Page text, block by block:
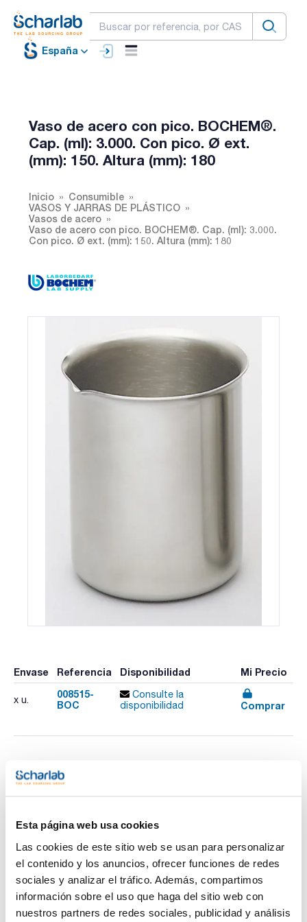
Esta página web usa cookies
Las cookies de este sitio web se usan para personalizar
el contenido y los anuncios, ofrecer funciones de redes
sociales y analizar el tráfico. Además, compartimos
información sobre el uso que haga del sitio web con
nuestros partners de redes sociales, publicidad y análisis
España
Vaso de acero con pico. BOCHEM®.
Cap. (ml): 3.000. Con pico. Ø ext.
(mm): 150. Altura (mm): 180
Inicio
Consumible
VASOS Y JARRAS DE PLÁSTICO
Vasos de acero
Vaso de acero con pico. BOCHEM®. Cap. (ml): 3.000.
Con pico. Ø ext. (mm): 150. Altura (mm): 180
Envase Referencia Disponibilidad Mi Precio
x u.
008515-
BOC
Consulte la
disponibilidad
Comprar
Imprimir ficha de
producto
Diámetro externo (mm) : 150
Pack (u.) : 1
De acero inoxidable 18/10, con borde. Aptos para placas
calefactoras y agitadores magnéticos. Capacidades de
100ml hasta 5.000ml. Fabricados según las normas ISO 7056
- 1981 (E) y BS 5404 Parte 1 con polipropileno
termorresistente de alta transparencia, autoclavable a
Ver más
Documentación técnica